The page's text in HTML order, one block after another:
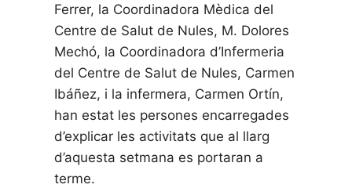
Ferrer, la Coordinadora Mèdica del
Centre de Salut de Nules, M. Dolores
Mechó, la Coordinadora d’Infermeria
del Centre de Salut de Nules, Carmen
Ibáñez, i la infermera, Carmen Ortín,
han estat les persones encarregades
d’explicar les activitats que al llarg
d’aquesta setmana es portaran a
terme.